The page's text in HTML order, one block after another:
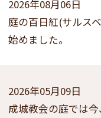
2026年08月06日
庭の百日紅(サルス
始めました。
2026年05月09日
成城教会の庭では